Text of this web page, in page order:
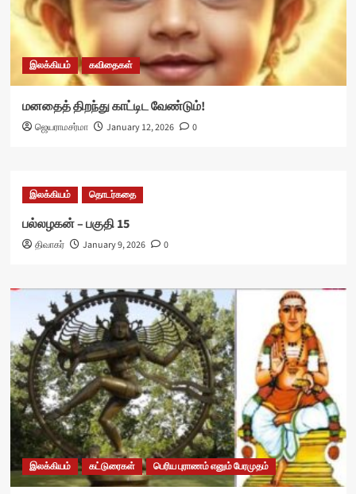
இலக்கியம் கவிதைகள்
மனதைத் திறந்து காட்டிட வேண்டும்!
ஜெயராமசர்மா January 12, 2026 0
இலக்கியம் தொடர்கதை
பல்லழகன் – பகுதி 15
திவாகர் January 9, 2026 0
இலக்கியம் கட்டுரைகள் பெரிய புராணம் எனும் பேரமுதம்